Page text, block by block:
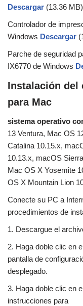
Descargar (13.36 MB)
Controlador de
Windows Descargar
Parche de seguridad
IX6770 de Windows
Instalación del
para Mac
sistema operativo
13 Ventura, Mac OS
Catalina 10.15.x,
10.13.x, macOS
Mac OS X Yosemite
OS X Mountain Lion
Conecte su PC a
procedimientos de
1. Descargue el
2. Haga doble clic en
pantalla de
desplegado.
3. Haga doble clic en
instrucciones para